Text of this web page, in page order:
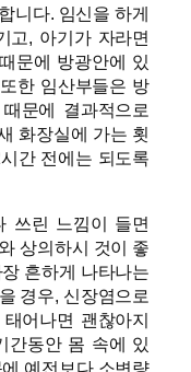
니다. 임신을 하게
고, 아기가 자라면
문에 방광안에 있
한 임산부들은 방
문에 결과적으로
화장실에 가는 횟
간 전에는 되도록
쓰린 느낌이 들면
상의하시 것이 좋
흔하게 나타나는
경우, 신장염으로
어나면 괜찮아지
간동안 몸 속에 있
예전보다 소변량